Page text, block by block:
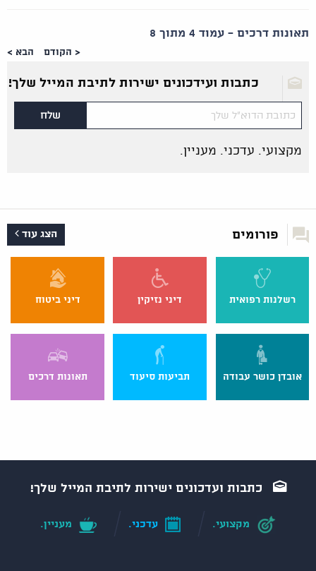
תאונות דרכים - עמוד 4 מתוך 8
< הקודם הבא >
כתבות ועידכונים ישירות לתיבת המייל שלך!
מקצועי. עדכני. מעניין.
פורומים הצג עוד
רשלנות רפואית דיני נזיקין דיני ביטוח
אובדן כושר עבודה תביעות סיעוד תאונות דרכים
כתבות ועדכונים ישירות לתיבת המייל שלך!
מקצועי. עדכני. מעניין.